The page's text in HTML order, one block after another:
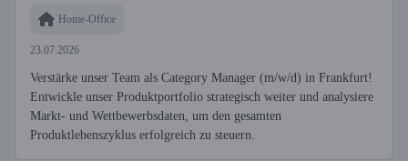
Home-Office
23.07.2026
Verstärke unser Team als Category Manager (m/w/d) in Frankfurt!
Entwickle unser Produktportfolio strategisch weiter und analysiere
Markt- und Wettbewerbsdaten, um den gesamten
Produktlebenszyklus erfolgreich zu steuern.